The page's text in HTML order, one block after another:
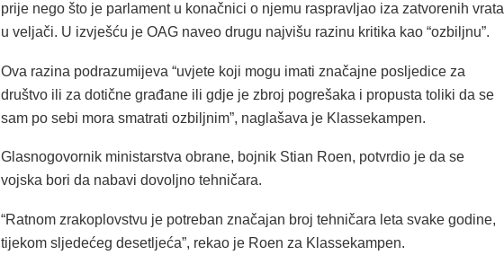
prije nego što je parlament u konačnici o njemu raspravljao iza zatvorenih vrata
u veljači. U izvješću je OAG naveo drugu najvišu razinu kritika kao “ozbiljnu”.
Ova razina podrazumijeva “uvjete koji mogu imati značajne posljedice za
društvo ili za dotične građane ili gdje je zbroj pogrešaka i propusta toliki da se
sam po sebi mora smatrati ozbiljnim”, naglašava je Klassekampen.
Glasnogovornik ministarstva obrane, bojnik Stian Roen, potvrdio je da se
vojska bori da nabavi dovoljno tehničara.
“Ratnom zrakoplovstvu je potreban značajan broj tehničara leta svake godine,
tijekom sljedećeg desetljeća”, rekao je Roen za Klassekampen.